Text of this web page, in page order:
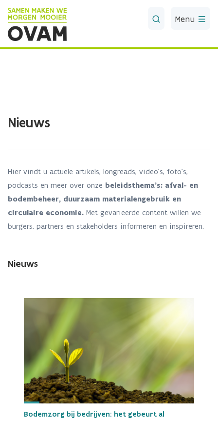
Skip to Main Content
Menu
Nieuws
Hier vindt u actuele artikels, longreads, video’s, foto’s,
podcasts en meer over onze beleidsthema’s: afval- en
bodembeheer, duurzaam materialengebruik en
circulaire economie. Met gevarieerde content willen we
burgers, partners en stakeholders informeren en inspireren.
Nieuws
Bodemzorg bij bedrijven: het gebeurt al